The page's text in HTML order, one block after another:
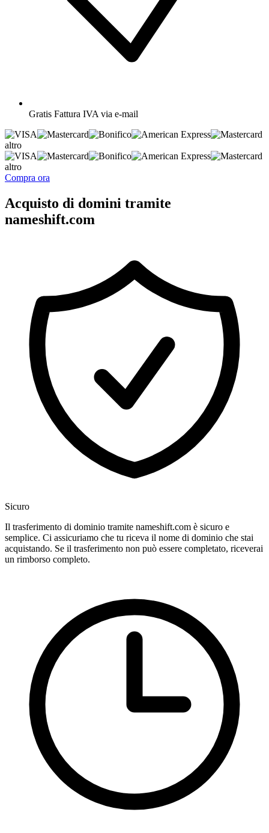
Gratis Fattura IVA via e-mail
altro
altro
Compra ora
Acquisto di domini tramite
nameshift.com
Sicuro
Il trasferimento di dominio tramite nameshift.com è sicuro e
semplice. Ci assicuriamo che tu riceva il nome di dominio che stai
acquistando. Se il trasferimento non può essere completato, riceverai
un rimborso completo.